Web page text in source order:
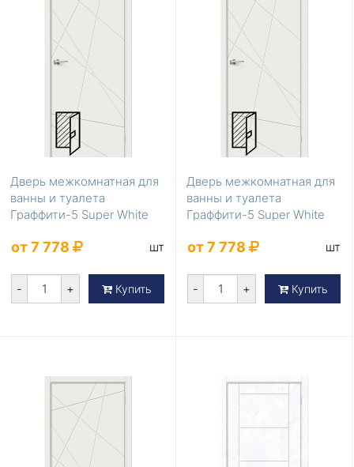
Дверь межкомнатная для
ванны и туалета
Граффити-5 Super White
от 7 778 шт
- + Купить
Дверь межкомнатная для
ванны и туалета
Граффити-5 Super White
от 7 778 шт
- + Купить